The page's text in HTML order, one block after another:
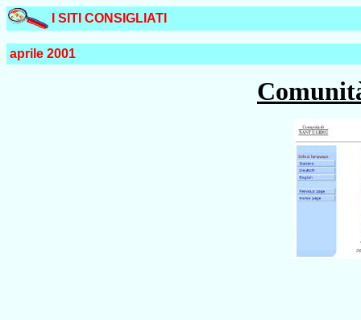
I SITI CONSIGLIATI
aprile 2001